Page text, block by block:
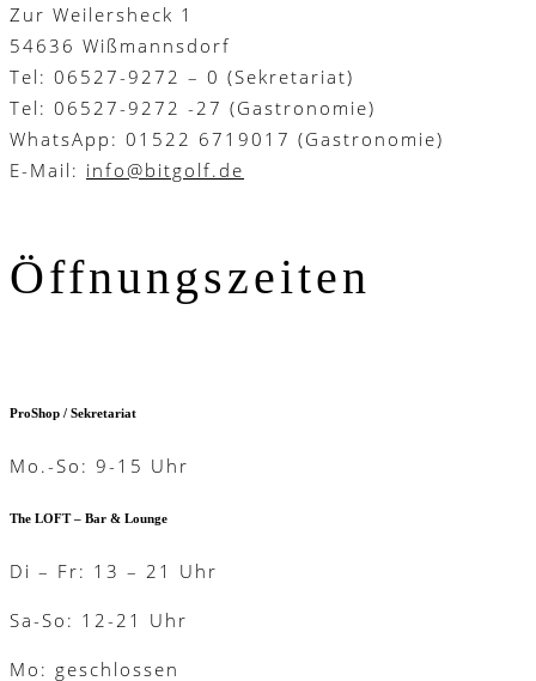
Zur Weilersheck 1
54636 Wißmannsdorf
Tel: 06527-9272 – 0 (Sekretariat)
Tel: 06527-9272 -27 (Gastronomie)
WhatsApp: 01522 6719017 (Gastronomie)
E-Mail: info@bitgolf.de
Öffnungszeiten
ProShop / Sekretariat
Mo.-So: 9-15 Uhr
The LOFT – Bar & Lounge
Di – Fr: 13 – 21 Uhr
Sa-So: 12-21 Uhr
Mo: geschlossen